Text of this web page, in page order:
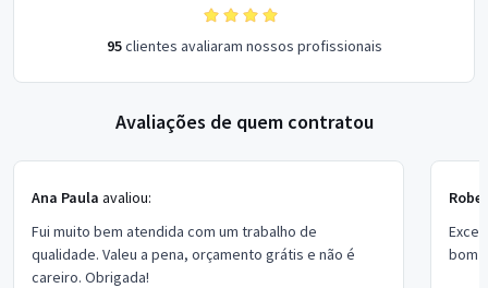
95clientes avaliaram nossos profissionais
Avaliações de quem contratou
Ana Paula avaliou:
Fui muito bem atendida com um trabalho de
qualidade. Valeu a pena, orçamento grátis e não é
careiro. Obrigada!
bom